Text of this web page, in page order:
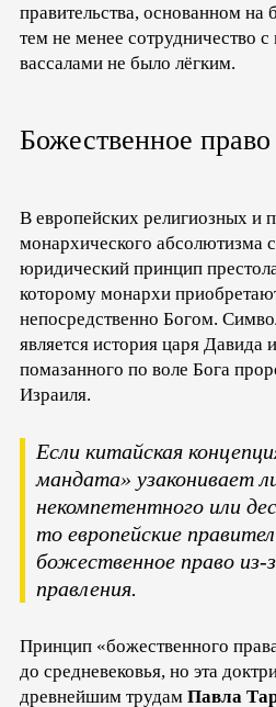
правительства, основанном на
тем не менее сотрудничество
вассалами не было лёгким.
Божественное
В европейских религиозных и
монархического абсолютизма
юридический принцип
которому монархи
непосредственно Богом.
является история царя Давида
помазанного по воле Бога
Израиля.
Если китайская
мандата» узаконивает
некомпетентного или
то европейские
божественное право из-
правления.
Принцип «божественного
до средневековья, но эта
древнейшим трудам Павла